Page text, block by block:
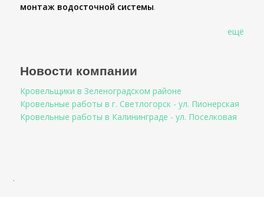
монтаж водосточной системы.
ещё
Новости компании
Кровельщики в Зеленоградском районе
Кровельные работы в г. Светлогорск - ул. Пионерская
Кровельные работы в Калининграде - ул. Поселковая
.